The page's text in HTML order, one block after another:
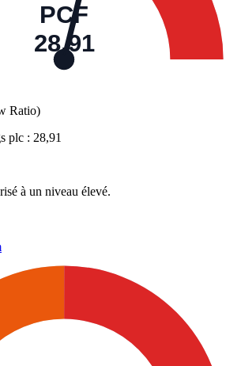
PCF
28,91
Ratio)
plc : 28,91
à un niveau élevé.